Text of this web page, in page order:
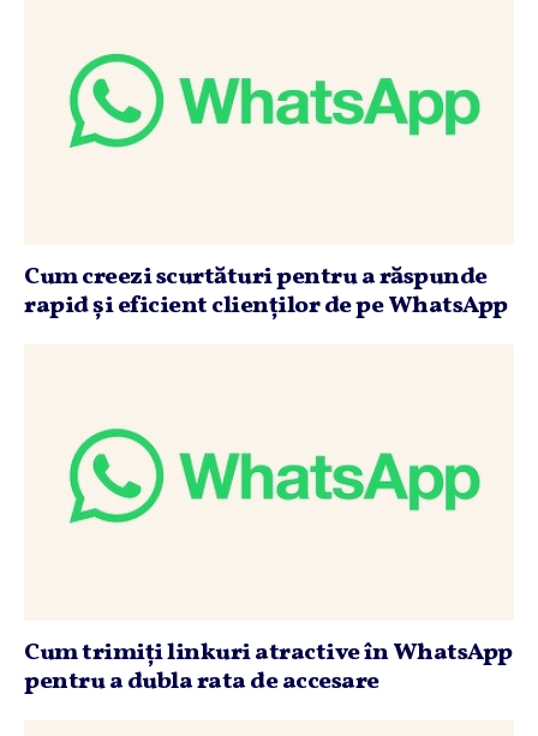
Cum creezi scurtături pentru a răspunde
rapid şi eficient clienţilor de pe WhatsApp
Cum trimiţi linkuri atractive în WhatsApp
pentru a dubla rata de accesare